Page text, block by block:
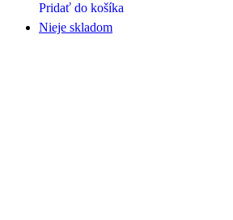
Pridať do košíka
Nieje skladom